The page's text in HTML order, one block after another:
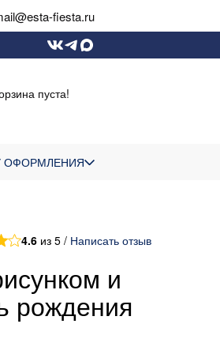
fiesta.ru
пуста!
ОФОРМЛЕНИЯ
4.6 из 5 / Написать отзыв
и
рождения